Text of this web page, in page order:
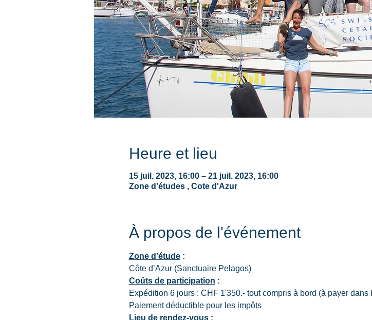
Heure et lieu
15 juil. 2023, 16:00 – 21 juil. 2023, 16:00
Zone d'études , Cote d'Azur
À propos de l'événement
​Zone d’étude :
Côte d’Azur (Sanctuaire Pelagos)
Coûts de participation :
Expédition 6 jours : CHF 1'350.- tout compris à bord (à payer
Paiement déductible pour les impôts
Lieu de rendez-vous :